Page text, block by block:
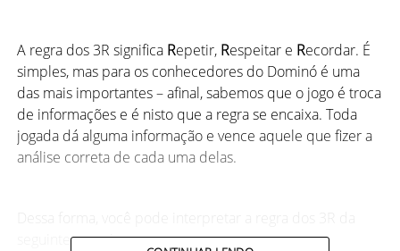
A regra dos 3R significaRepetir, Respeitar e Recordar. É
simples, mas para os conhecedores do Dominó é uma
das mais importantes – afinal, sabemos que o jogo é troca
de informações e é nisto que a regra se encaixa. Toda
jogada dá alguma informação e vence aquele que fizer a
análise correta de cada uma delas.
Dessa forma, você pode interpretar a regra dos 3R da
seguinte maneira: